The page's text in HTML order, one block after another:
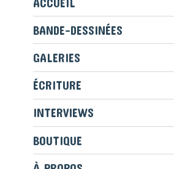
BANDE-DESSINÉES
GALERIES
ÉCRITURE
INTERVIEWS
BOUTIQUE